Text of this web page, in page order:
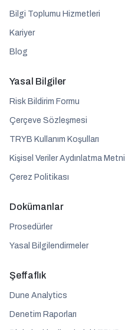
Bilgi Toplumu Hizmetleri
Kariyer
Blog
Yasal Bilgiler
Risk Bildirim Formu
Çerçeve Sözleşmesi
TRYB Kullanım Koşulları
Kişisel Veriler Aydınlatma Metni
Çerez Politikası
Dokümanlar
Prosedürler
Yasal Bilgilendirmeler
Şeffaflık
Dune Analytics
Denetim Raporları